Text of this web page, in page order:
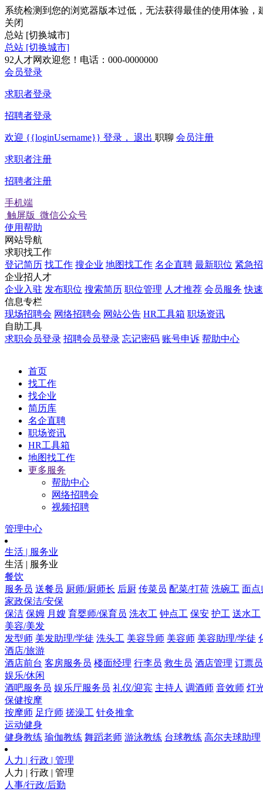
系统检测到您的浏览器版本过低，无法获得最佳的使用体验，
关闭
总站 [切换城市]
总站 [切换城市]
92人才网欢迎您！电话：000-0000000
会员登录
求职者登录
招聘者登录
欢迎 {{loginUsername}} 登录， 退出 职聊 会员注册
求职者注册
招聘者注册
手机端
触屏版 微信公众号
使用帮助
网站导航
求职找工作
登记简历 找工作 搜企业 地图找工作 名企直聘 最新职位 紧急
企业招人才
企业入驻 发布职位 搜索简历 职位管理 人才推荐 会员服务 快
信息专栏
现场招聘会 网络招聘会 网站公告 HR工具箱 职场资讯
自助工具
求职会员登录 招聘会员登录 忘记密码 账号申诉 帮助中心
首页
找工作
找企业
简历库
名企直聘
职场资讯
HR工具箱
地图找工作
更多服务
帮助中心
网络招聘会
视频招聘
管理中心
生活 | 服务业
生活 | 服务业
餐饮
服务员 送餐员 厨师/厨师长 后厨 传菜员 配菜/打荷 洗碗工 面点
家政保洁/安保
保洁 保姆 月嫂 育婴师/保育员 洗衣工 钟点工 保安 护工 送水工
美容/美发
发型师 美发助理/学徒 洗头工 美容导师 美容师 美容助理/学徒
酒店/旅游
酒店前台 客房服务员 楼面经理 行李员 救生员 酒店管理 订票员
娱乐/休闲
酒吧服务员 娱乐厅服务员 礼仪/迎宾 主持人 调酒师 音效师 灯
保健按摩
按摩师 足疗师 搓澡工 针灸推拿
运动健身
健身教练 瑜伽教练 舞蹈老师 游泳教练 台球教练 高尔夫球助理
人力 | 行政 | 管理
人力 | 行政 | 管理
人事/行政/后勤